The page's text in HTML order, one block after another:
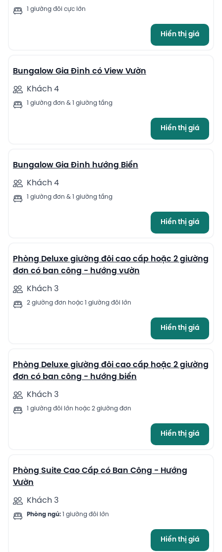
1 giường đôi cực lớn
Hiển thị giá
7
Bungalow Gia Đình có View Vườn
Khách 4
1 giường đơn & 1 giường tầng
Hiển thị giá
7
Bungalow Gia Đình hướng Biển
Khách 4
1 giường đơn & 1 giường tầng
Hiển thị giá
6
Phòng Deluxe giường đôi cao cấp hoặc 2 giường
đơn có ban công - hướng vườn
Khách 3
2 giường đơn hoặc 1 giường đôi lớn
Hiển thị giá
6
Phòng Deluxe giường đôi cao cấp hoặc 2 giường
đơn có ban công - hướng biển
Khách 3
1 giường đôi lớn hoặc 2 giường đơn
Hiển thị giá
9
Phòng Suite Cao Cấp có Ban Công - Hướng
Vườn
Khách 3
Phòng ngủ: 1 giường đôi lớn
Hiển thị giá